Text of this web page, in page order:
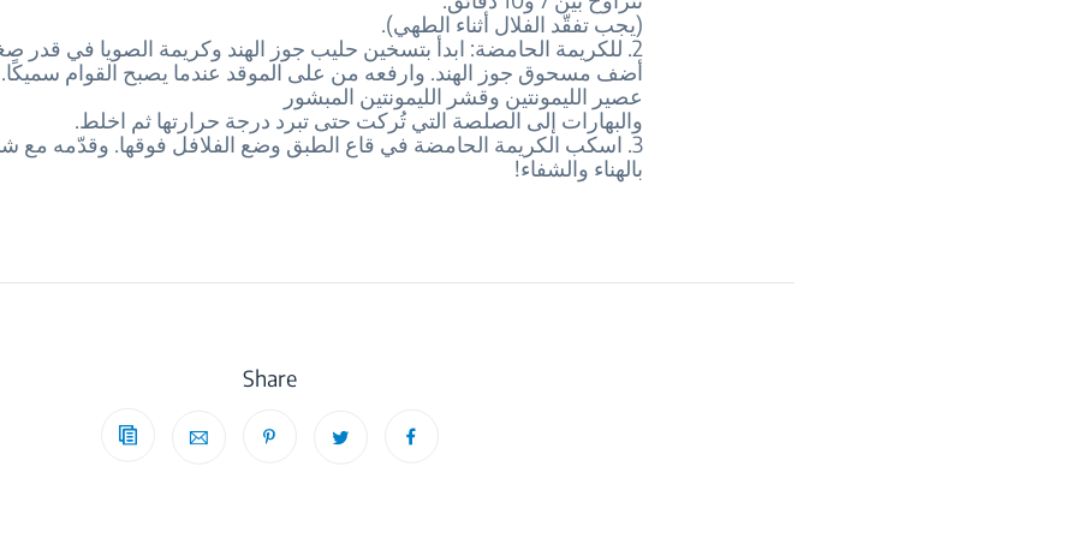
(يجب تفقّد الفلال أثناء الطهي).
2. للكريمة الحامضة: ابدأ بتسخين حليب جوز الهند وكريمة الصويا في قدر صغيرة. ثم
أضف مسحوق جوز الهند. وارفعه من على الموقد عندما يصبح القوام
عصير الليمونتين وقشر الليمونتين المبشور
والبهارات إلى الصلصة التي تُركت حتى تبرد درجة حرارتها ثم اخلط.
3. اسكب الكريمة الحامضة في قاع الطبق وضع الفلافل فوقها. وقدّمه مع شبت مفروم.
بالهناء والشفاء!
Share